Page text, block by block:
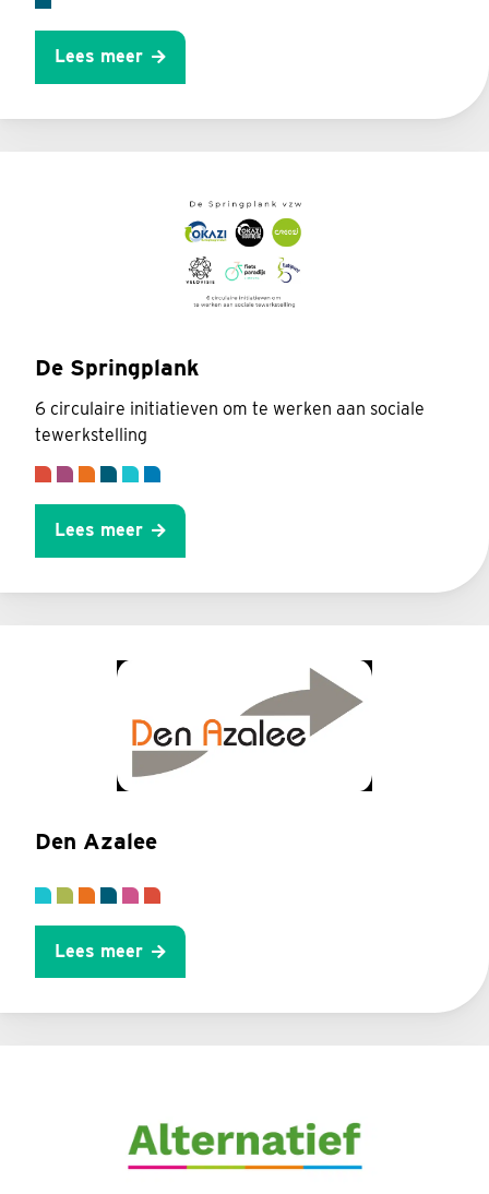
Lees meer
De Springplank
6 circulaire initiatieven om te werken aan sociale
tewerkstelling
Lees meer
Den Azalee
Lees meer